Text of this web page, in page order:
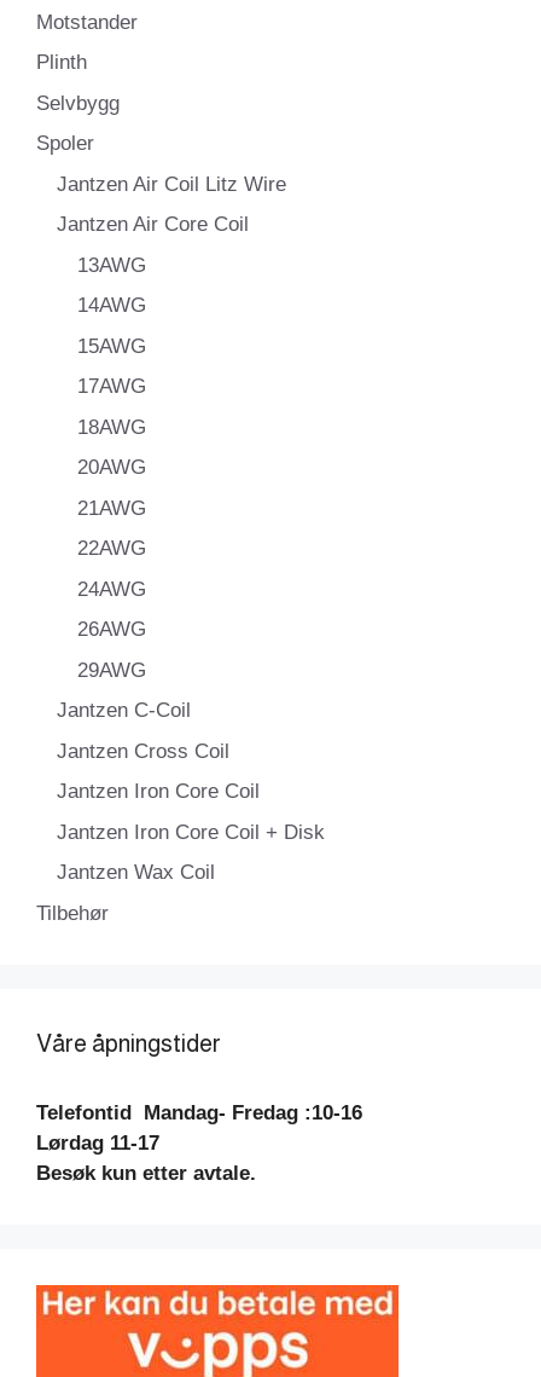
Motstander
Plinth
Selvbygg
Spoler
Jantzen Air Coil Litz Wire
Jantzen Air Core Coil
13AWG
14AWG
15AWG
17AWG
18AWG
20AWG
21AWG
22AWG
24AWG
26AWG
29AWG
Jantzen C-Coil
Jantzen Cross Coil
Jantzen Iron Core Coil
Jantzen Iron Core Coil + Disk
Jantzen Wax Coil
Tilbehør
Våre åpningstider
Telefontid Mandag- Fredag :10-16
Lørdag 11-17
Besøk kun etter avtale.